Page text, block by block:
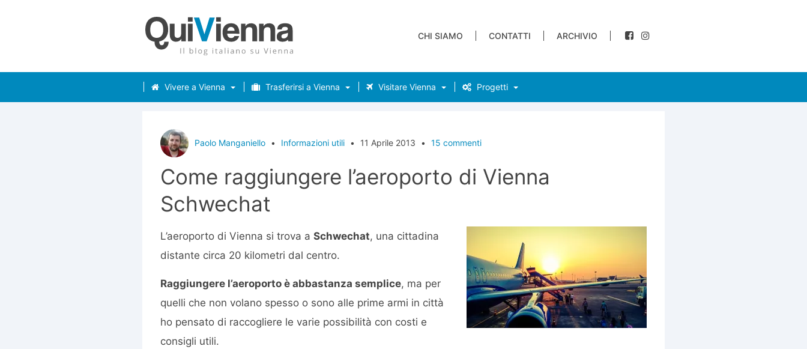
CHI SIAMO CONTATTI ARCHIVIO
Vivere a Vienna Trasferirsi a Vienna Visitare Vienna Progetti
Paolo Manganiello • Informazioni utili • 11 Aprile 2013 • 15 commenti
Come raggiungere l’aeroporto di Vienna
Schwechat
L’aeroporto di Vienna si trova a Schwechat, una cittadina
distante circa 20 kilometri dal centro.
Raggiungere l’aeroporto è abbastanza semplice, ma per
quelli che non volano spesso o sono alle prime armi in città
ho pensato di raccogliere le varie possibilità con costi e
consigli utili.